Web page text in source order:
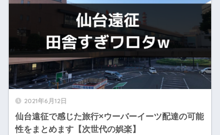
2021年6月12日
仙台遠征で感じた旅行×ウーバーイーツ配達の可能
性をまとめます【次世代の娯楽】